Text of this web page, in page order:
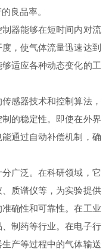
良品率。
器能够在短时间内对流
，使气体流量迅速达到
适应各种动态变化的工
感器技术和控制算法，
的稳定性。即使在外界
通过自动补偿机制，确
广泛。在科研领域，它
质谱仪等，为实验提供
确性和可靠性。在工业
制药等行业。在电子行
产等过程中的气体输送